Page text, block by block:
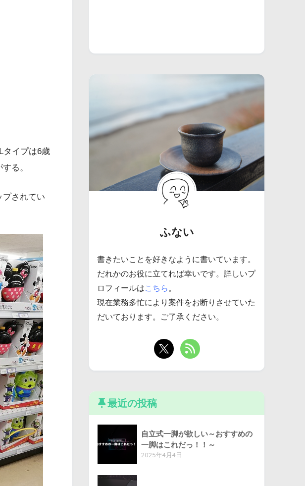
タイプは6歳
る。
プされてい
ふない
書きたいことを好きなように書いています。
だれかのお役に立てれば幸いです。詳しいプ
ロフィールはこちら 。
現在業務多忙により案件をお断りさせていた
だいております。ご了承ください。
最近の投稿
自立式一脚が欲しい～おすすめの
一脚はこれだっ！！～
2025年4月4日